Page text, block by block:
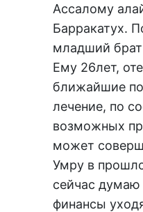
Ассалому
Барракатух.
младший брат
Ему 26лет,
ближайшие
лечение, по
возможных
может
Умру в
сейчас думаю
финансы